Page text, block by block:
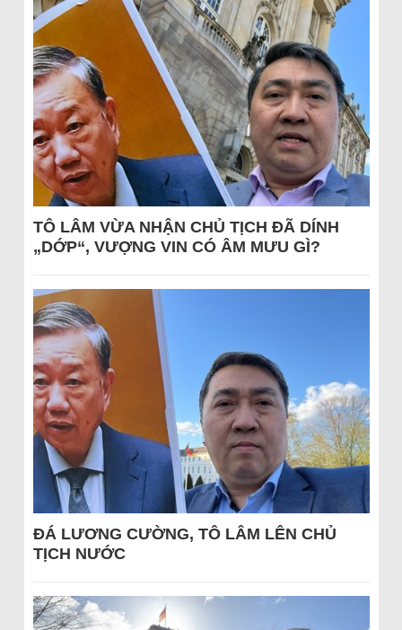
TÔ LÂM VỪA NHẬN CHỦ TỊCH ĐÃ DÍNH
„DỚP“, VƯỢNG VIN CÓ ÂM MƯU GÌ?
ĐÁ LƯƠNG CƯỜNG, TÔ LÂM LÊN CHỦ
TỊCH NƯỚC